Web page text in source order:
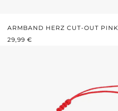
ARMBAND HERZ CUT-OUT PINK
REGULÄRER PREIS:
29,99 €